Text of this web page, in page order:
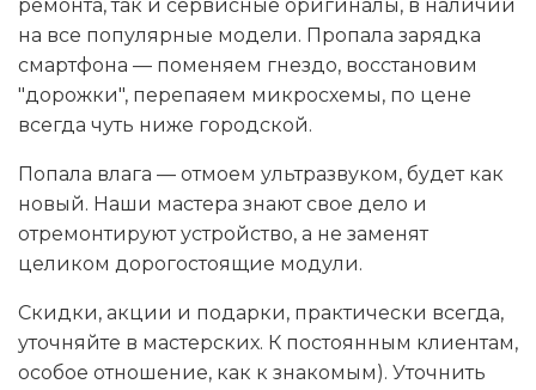
ремонта, так и сервисные оригиналы, в наличии
на все популярные модели. Пропала зарядка
смартфона — поменяем гнездо, восстановим
"дорожки", перепаяем микросхемы, по цене
всегда чуть ниже городской.
Попала влага — отмоем ультразвуком, будет как
новый. Наши мастера знают свое дело и
отремонтируют устройство, а не заменят
целиком дорогостоящие модули.
Скидки, акции и подарки, практически всегда,
уточняйте в мастерских. К постоянным клиентам,
особое отношение, как к знакомым). Уточнить